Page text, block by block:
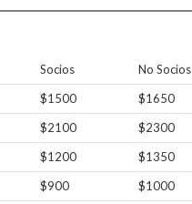
Socios
No Socios
$1500
$1650
$2100
$2300
$1200
$1350
$900
$1000